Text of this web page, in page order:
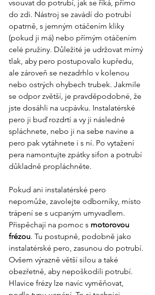
vsouvat do potrubí, jak se říká, přímo
do zdi. Nástroj se zavádí do potrubí
opatrně, s jemným otáčením kliky
(pokud ji má) nebo přímým otáčením
celé pružiny. Důležité je udržovat mírný
tlak, aby pero postupovalo kupředu,
ale zároveň se nezadrhlo v kolenou
nebo ostrých ohybech trubek. Jakmile
se odpor zvětší, je pravděpodobné, že
jste dosáhli na ucpávku. Instalatérské
pero ji buď rozdrtí a vy ji následně
spláchnete, nebo ji na sebe navine a
pero pak vytáhnete i s ní. Po vytažení
pera namontujte zpátky sifon a potrubí
důkladně propláchněte.
Pokud ani instalatérské pero
nepomůže, zavolejte odborníky, místo
trápení se s ucpaným umyvadlem.
Přispěchají na pomoc s motorovou
frézou. Tu postupně, podobně jako
instalatérské pero, zasunou do potrubí.
Ovšem výrazně větší silou a také
obezřetně, aby nepoškodili potrubí.
Hlavice frézy lze navíc vyměňovat,